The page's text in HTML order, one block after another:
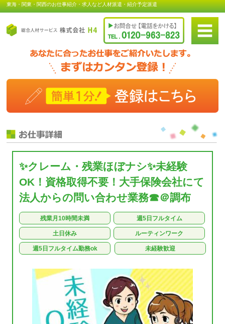
東海・関東・関西のお仕事紹介・求人など人材派遣・紹介予定派遣
✨クレーム・残業ほぼナシ✨未経験
OK！資格取得不要！大手保険会社にて
法人からの問い合わせ業務☎＠調布
残業月10時間未満 週5日フルタイム
土日休み ルーティンワーク
週5日フルタイム勤務ok 未経験歓迎